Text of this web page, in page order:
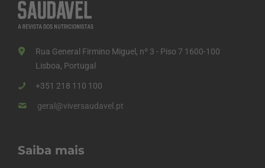
Rua General Firmino Miguel, nº 3 - Piso 7 1600-100
Lisboa, Portugal
+351 218 110 100
geral@viversaudavel.pt
Saiba mais